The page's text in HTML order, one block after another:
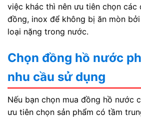
việc khác thì nên ưu tiên chọn các
đồng, inox để không bị ăn mòn
loại nặng trong nước.
Chọn đồng hồ nước
nhu cầu sử dụng
Nếu bạn chọn mua đồng hồ nước
ưu tiên chọn sản phẩm có tầm